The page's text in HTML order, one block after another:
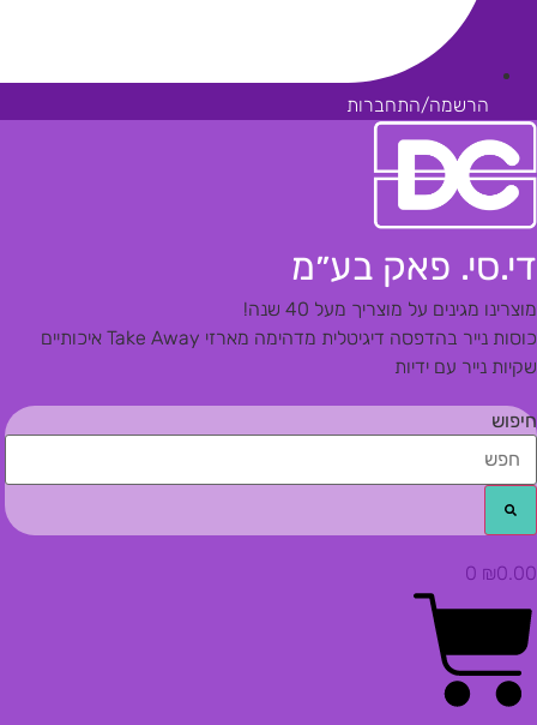
הרשמה/התחברות
די.סי. פאק בע״מ
מוצרינו מגינים על מוצריך מעל 40 שנה!
כוסות נייר בהדפסה דיגיטלית מדהימה מארזי Take Away איכותיים
שקיות נייר עם ידיות
חיפוש
₪0.00
0